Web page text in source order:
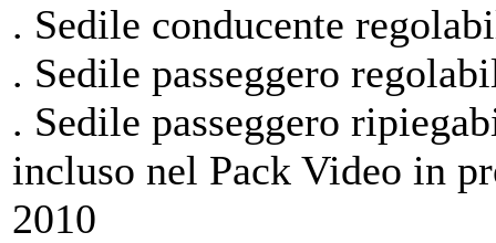
. Sedile conducente
. Sedile passeggero
. Sedile passeggero
incluso nel Pack Video in
2010